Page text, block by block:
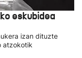
eskubidea
izan dituzte
atzokotik